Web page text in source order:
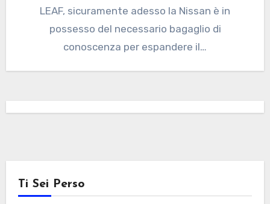
LEAF, sicuramente adesso la Nissan è in
possesso del necessario bagaglio di
conoscenza per espandere il…
Ti Sei Perso